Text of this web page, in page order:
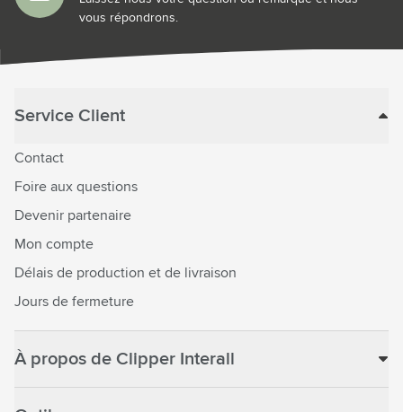
vous répondrons.
Service Client
Contact
Foire aux questions
Devenir partenaire
Mon compte
Délais de production et de livraison
Jours de fermeture
À propos de Clipper Interall